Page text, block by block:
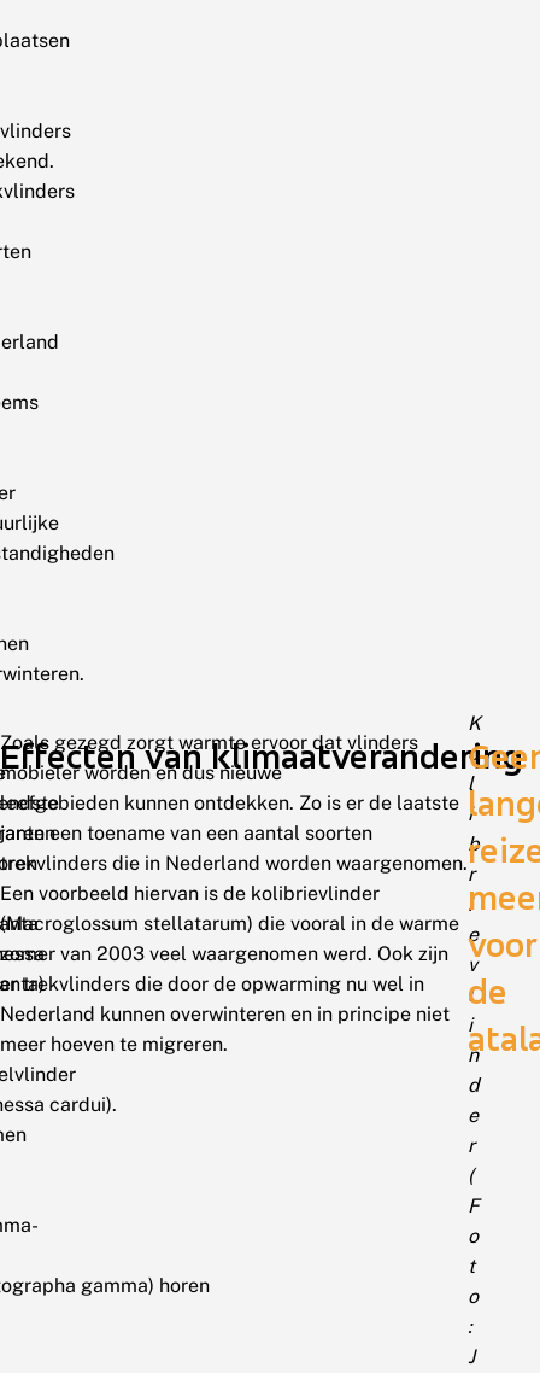
cardui).
gamma) horen
Effecten van klimaatverandering
Zoals gezegd zorgt warmte ervoor dat vlinders
mobieler worden en dus nieuwe
leefgebieden kunnen ontdekken. Zo is er de laatste
jaren een toename van een aantal soorten
trekvlinders die in Nederland worden waargenomen.
Een voorbeeld hiervan is de kolibrievlinder
(Macroglossum stellatarum) die vooral in de warme
zomer van 2003 veel waargenomen werd. Ook zijn
er trekvlinders die door de opwarming nu wel in
Nederland kunnen overwinteren en in principe niet
meer hoeven te migreren.
K
o
l
i
b
r
i
e
v
l
i
n
d
e
r
(
F
o
t
o
:
J
voor
de